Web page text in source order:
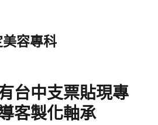
容專科
台中支票貼現專
客製化軸承